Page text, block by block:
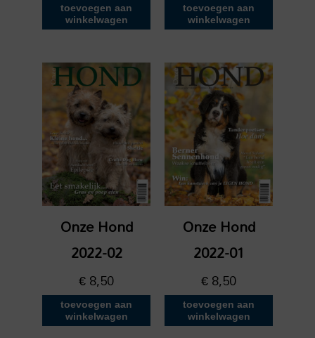
toevoegen aan
winkelwagen
toevoegen aan
winkelwagen
Onze Hond
2022-02
€8,50
toevoegen aan
winkelwagen
Onze Hond
2022-01
€8,50
toevoegen aan
winkelwagen